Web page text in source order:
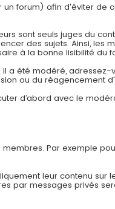
forum) afin d'éviter de
sont seuls juges du
des sujets. Ainsi, les
à la bonne lisibilité du
a été modéré, adressez-
ou du réagencement
d’abord avec le
Par exemple
leur contenu sur
par messages privés